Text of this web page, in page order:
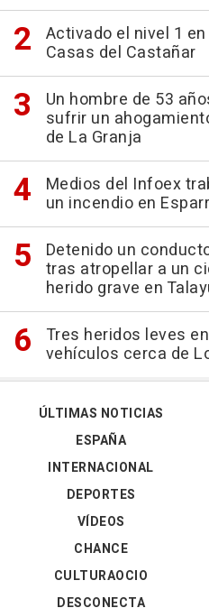
Activado el nivel 1
Casas del Castañar
Un hombre de 53
sufrir un
de La Granja
Medios del Infoex
un incendio en
Detenido un
tras atropellar a un
herido grave en
Tres heridos leves
vehículos cerca de
ÚLTIMAS NOTICIAS
ESPAÑA
INTERNACIONAL
DEPORTES
VÍDEOS
CHANCE
CULTURAOCIO
DESCONECTA